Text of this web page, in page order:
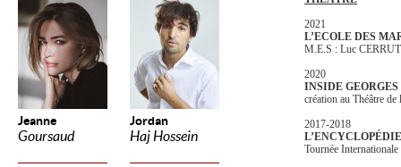
Jeanne
Goursaud
Jordan
Haj Hossein
2021
L’ECOLE DES
M.E.S : Luc
2020
INSIDE GEORGES
création au Théâtre
2017-2018
Tournée Internationale